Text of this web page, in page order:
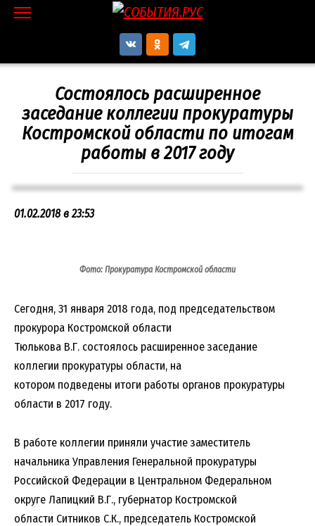
Перейти
Состоялось расширенное
заседание коллегии прокуратуры
Костромской области по итогам
работы в 2017 году
01.02.2018 в 23:53
Фото: Прокуратура Костромской области
Сегодня, 31 января 2018 года, под председательством
прокурора Костромской области
Тюлькова В.Г. состоялось расширенное заседание
коллегии прокуратуры области, на
котором подведены итоги работы органов прокуратуры
области в 2017 году.
В работе коллегии приняли участие заместитель
начальника Управления Генеральной прокуратуры
Российской Федерации в Центральном Федеральном
округе Лапицкий В.Г., губернатор Костромской
области Ситников С.К., председатель Костромской